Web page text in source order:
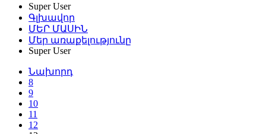
Super User
Գլխավոր
ՄԵՐ ՄԱՍԻՆ
Մեր առաքելությունը
Super User
Նախորդ
8
9
10
11
12